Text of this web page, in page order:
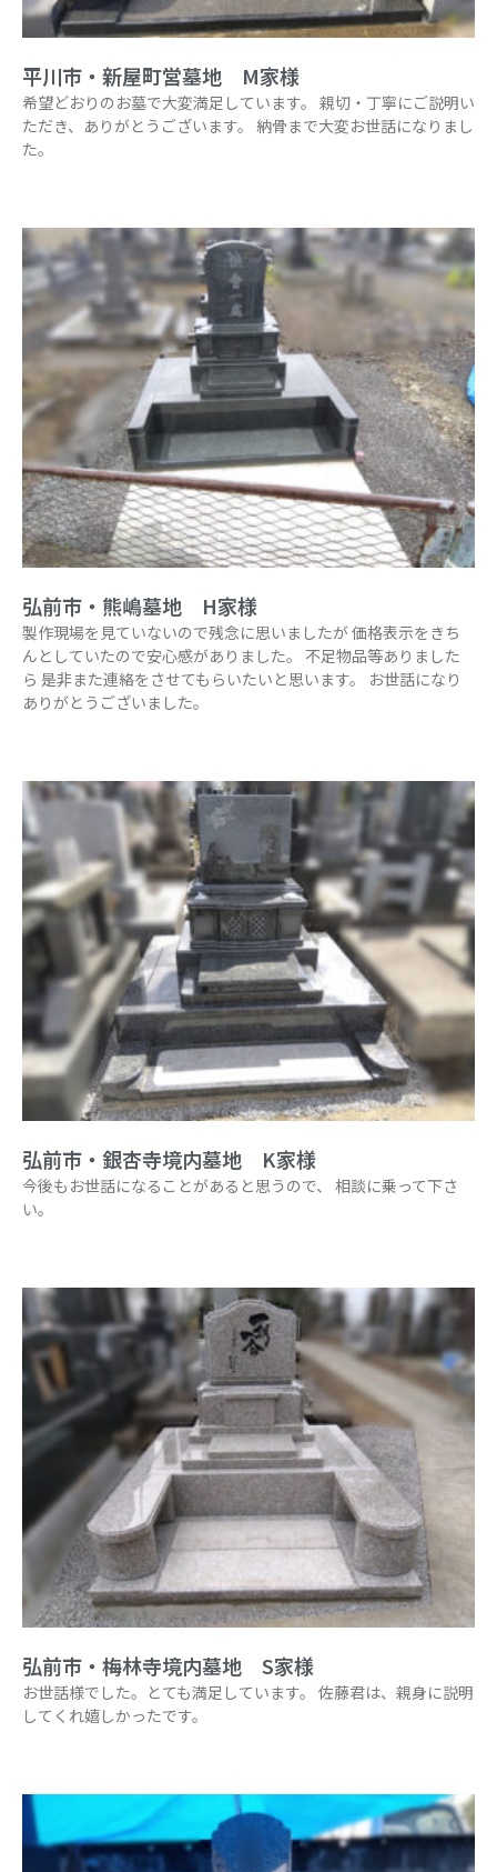
平川市・新屋町営墓地 M家様
希望どおりのお墓で大変満足しています。 親切・丁寧にご説明い
ただき、ありがとうございます。 納骨まで大変お世話になりまし
た。
弘前市・熊嶋墓地 H家様
製作現場を見ていないので残念に思いましたが 価格表示をきち
んとしていたので安心感がありました。 不足物品等ありました
ら 是非また連絡をさせてもらいたいと思います。 お世話になり
ありがとうございました。
弘前市・銀杏寺境内墓地 K家様
今後もお世話になることがあると思うので、 相談に乗って下さ
い。
弘前市・梅林寺境内墓地 S家様
お世話様でした。とても満足しています。 佐藤君は、親身に説明
してくれ嬉しかったです。